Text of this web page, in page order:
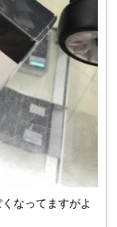
なってますがよ